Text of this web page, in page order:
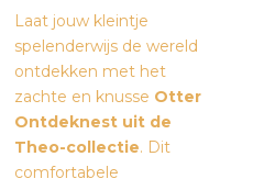
Laat jouw kleintje
spelenderwijs de wereld
ontdekken met het
zachte en knusse Otter
Ontdeknest uit de
Theo-collectie. Dit
comfortabele